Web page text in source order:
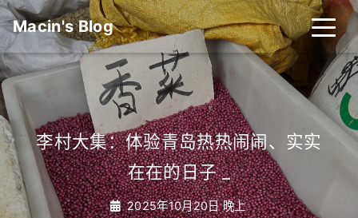
Macin's Blog
李村大集：体验青岛热热闹闹、实实
在在的日子_
2025年10月20日 晚上